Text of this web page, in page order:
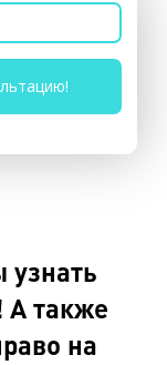
узнать
А также
на